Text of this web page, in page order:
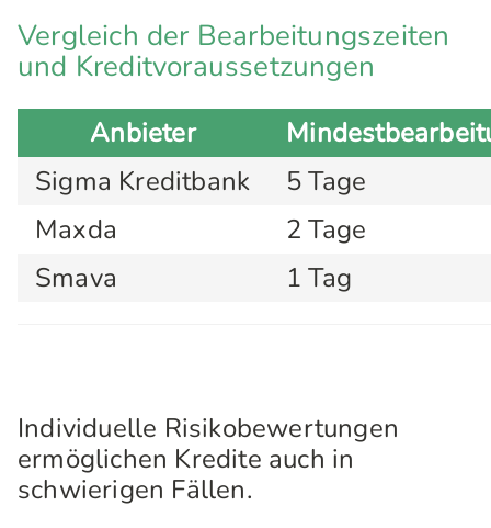
Vergleich der Bearbeitungszeiten
und Kreditvoraussetzungen
Anbieter
Sigma Kreditbank
5 Tage
Maxda
2 Tage
Smava
1 Tag
Individuelle Risikobewertungen
ermöglichen Kredite auch in
schwierigen Fällen.